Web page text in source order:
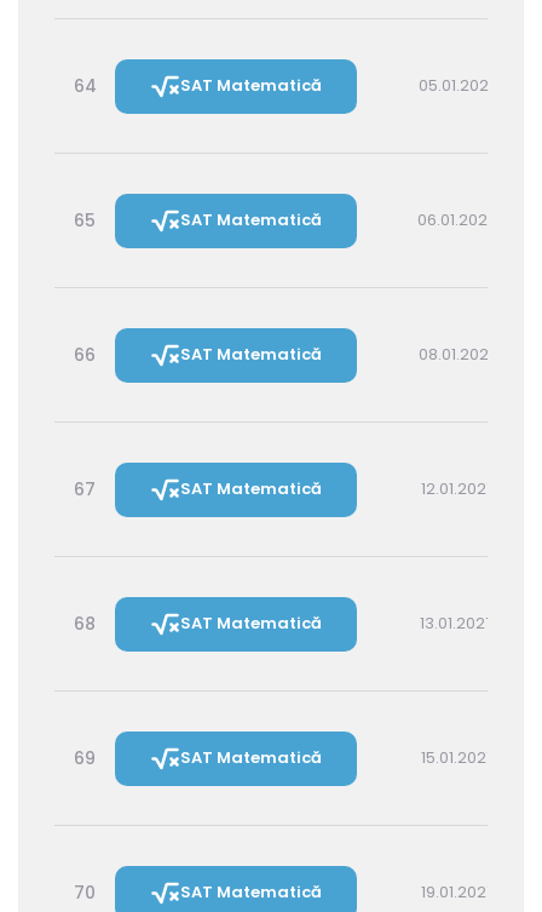
64 SAT Matematică 05.01.2027 16:00
65 SAT Matematică 06.01.2027 14:30
66 SAT Matematică 08.01.2027 16:00
67 SAT Matematică 12.01.2027 16:00
68 SAT Matematică 13.01.2027 14:30
69 SAT Matematică 15.01.2027 16:00
70 SAT Matematică 19.01.2027 16:00